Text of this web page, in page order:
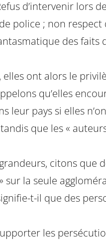
d’intervenir lors
police ; non
des faits
ont alors le
qu’elles
leur pays si elles
que les «
citons que
sur la seule
t-il que des
les